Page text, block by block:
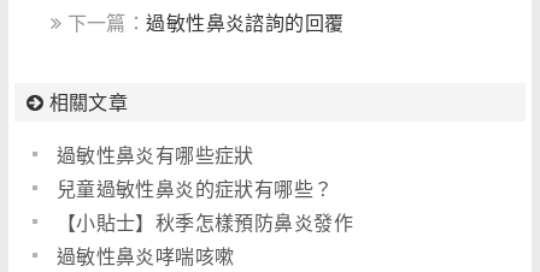
下一篇：過敏性鼻炎諮詢的回覆
相關文章
過敏性鼻炎有哪些症狀
兒童過敏性鼻炎的症狀有哪些？
【小貼士】秋季怎樣預防鼻炎發作
過敏性鼻炎哮喘咳嗽